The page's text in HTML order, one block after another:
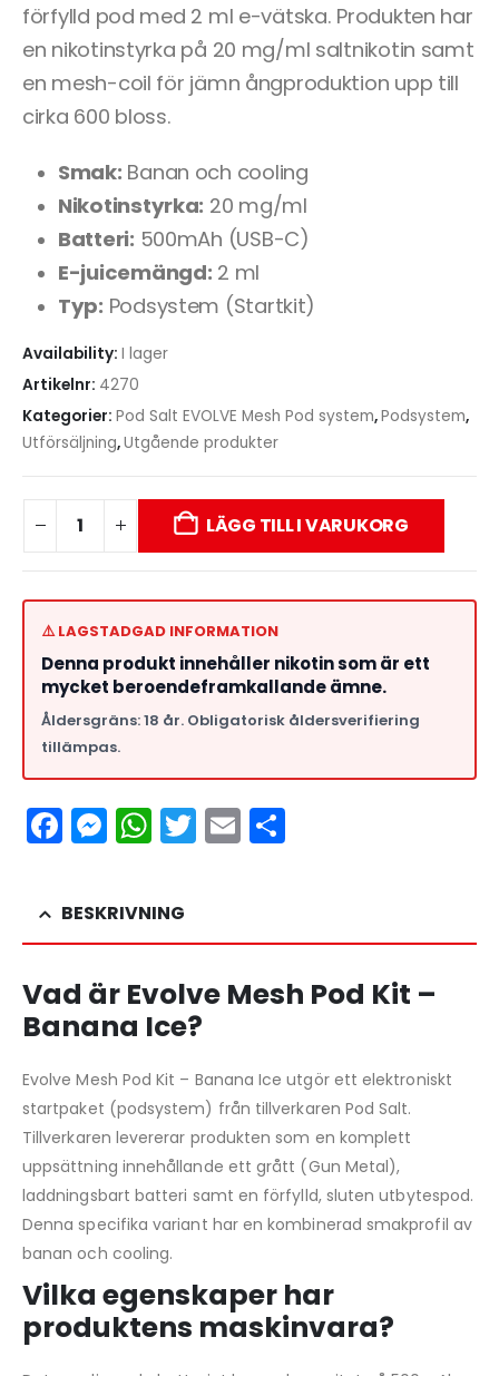
förfylld pod med 2 ml e-vätska. Produkten har
en nikotinstyrka på 20 mg/ml saltnikotin samt
en mesh-coil för jämn ångproduktion upp till
cirka 600 bloss.
Smak: Banan och cooling
Nikotinstyrka: 20 mg/ml
Batteri: 500mAh (USB-C)
E-juicemängd: 2 ml
Typ: Podsystem (Startkit)
Availability: I lager
Artikelnr: 4270
Kategorier: Pod Salt EVOLVE Mesh Pod system,Podsystem,
Utförsäljning,Utgående produkter
LÄGG TILL I VARUKORG
⚠️ LAGSTADGAD INFORMATION
Denna produkt innehåller nikotin som är ett
mycket beroendeframkallande ämne.
Åldersgräns: 18 år. Obligatorisk åldersverifiering
tillämpas.
Facebook
Messenger
WhatsApp
Twitter
Email
BESKRIVNING
Vad är Evolve Mesh Pod Kit –
Banana Ice?
Evolve Mesh Pod Kit – Banana Ice utgör ett elektroniskt
startpaket (podsystem) från tillverkaren Pod Salt.
Tillverkaren levererar produkten som en komplett
uppsättning innehållande ett grått (Gun Metal),
laddningsbart batteri samt en förfylld, sluten utbytespod.
Denna specifika variant har en kombinerad smakprofil av
banan och cooling.
Vilka egenskaper har
produktens maskinvara?